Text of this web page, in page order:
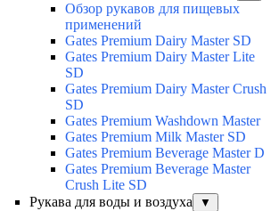
Обзор рукавов для пищевых
применений
Gates Premium Dairy Master SD
Gates Premium Dairy Master Lite
SD
Gates Premium Dairy Master Crush
SD
Gates Premium Washdown Master
Gates Premium Milk Master SD
Gates Premium Beverage Master D
Gates Premium Beverage Master
Crush Lite SD
Рукава для воды и воздуха
▼